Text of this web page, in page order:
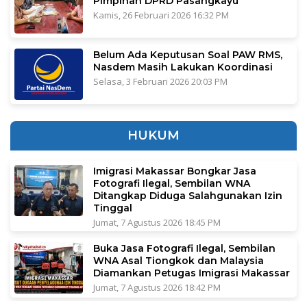
Kamis, 26 Februari 2026 16:32 PM
Belum Ada Keputusan Soal PAW RMS,
Nasdem Masih Lakukan Koordinasi
Selasa, 3 Februari 2026 20:03 PM
HUKUM
Imigrasi Makassar Bongkar Jasa
Fotografi Ilegal, Sembilan WNA
Ditangkap Diduga Salahgunakan Izin
Tinggal
Jumat, 7 Agustus 2026 18:45 PM
Buka Jasa Fotografi Ilegal, Sembilan
WNA Asal Tiongkok dan Malaysia
Diamankan Petugas Imigrasi Makassar
Jumat, 7 Agustus 2026 18:42 PM